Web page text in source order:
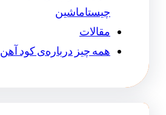
چیستاماشین
مقالات
همه چیز درباره‌ی کود آهن